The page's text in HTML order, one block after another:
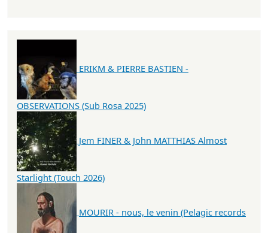
ERIKM & PIERRE BASTIEN -
OBSERVATIONS (Sub Rosa 2025)
Jem FINER & John MATTHIAS Almost
Starlight (Touch 2026)
MOURIR - nous, le venin (Pelagic records